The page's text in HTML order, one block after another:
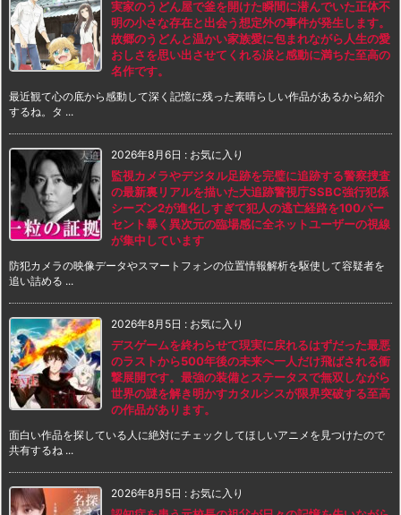
実家のうどん屋で釜を開けた瞬間に潜んでいた正体不
明の小さな存在と出会う想定外の事件が発生します。
故郷のうどんと温かい家族愛に包まれながら人生の愛
おしさを思い出させてくれる涙と感動に満ちた至高の
名作です。
最近観て心の底から感動して深く記憶に残った素晴らしい作品があるから紹介
するね。タ ...
2026年8月6日 : お気に入り
監視カメラやデジタル足跡を完璧に追跡する警察捜査
の最新裏リアルを描いた大追跡警視庁SSBC強行犯係
シーズン2が進化しすぎて犯人の逃亡経路を100パー
セント暴く異次元の臨場感に全ネットユーザーの視線
が集中しています
防犯カメラの映像データやスマートフォンの位置情報解析を駆使して容疑者を
追い詰める ...
2026年8月5日 : お気に入り
デスゲームを終わらせて現実に戻れるはずだった最悪
のラストから500年後の未来へ一人だけ飛ばされる衝
撃展開です。最強の装備とステータスで無双しながら
世界の謎を解き明かすカタルシスが限界突破する至高
の作品があります。
面白い作品を探している人に絶対にチェックしてほしいアニメを見つけたので
共有するね ...
2026年8月5日 : お気に入り